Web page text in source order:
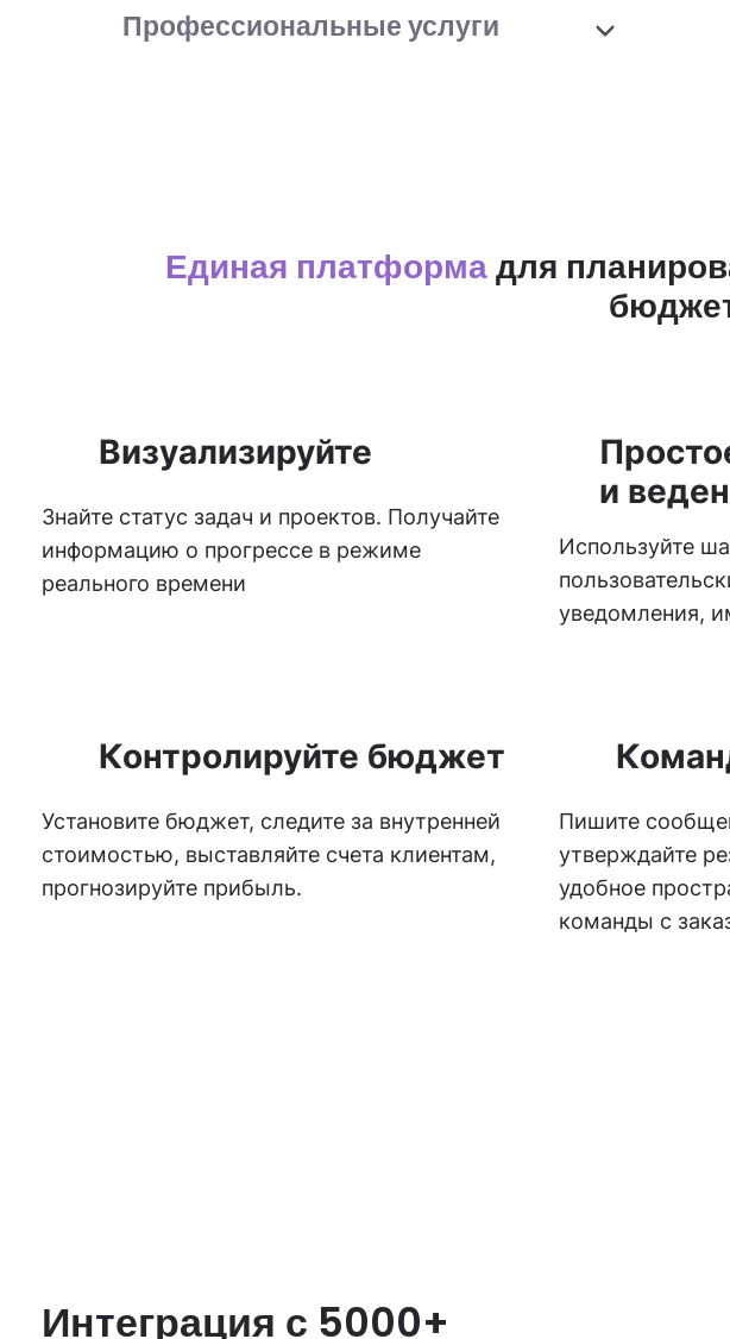
Профессиональные услуги
Единая платформадля
Визуализируйте
Знайте статус задач и проектов. Получайте
информацию о прогрессе в режиме
реального времени
и
Используйте
уведомления,
Контролируйте бюджет
Установите бюджет, следите за внутренней
стоимостью, выставляйте счета клиентам,
прогнозируйте прибыль.
Пишите
утверждайте
удобное
команды с
Интеграция с 5000+